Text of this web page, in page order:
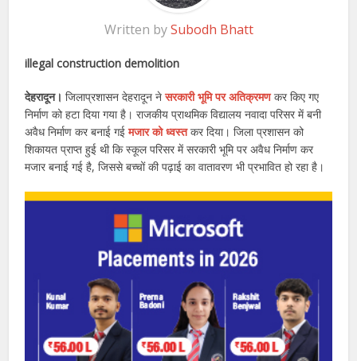
Written bySubodh Bhatt
illegal construction demolition
देहरादून। जिलाप्रशासन देहरादून नेसरकारी भूमि पर अतिक्रमणकर किए गए
निर्माण को हटा दिया गया है। राजकीय प्राथमिक विद्यालय नवादा परिसर में बनी
अवैध निर्माण कर बनाई गईमजार को ध्वस्तकर दिया। जिला प्रशासन को
शिकायत प्राप्त हुई थी कि स्कूल परिसर में सरकारी भूमि पर अवैध निर्माण कर
मजार बनाई गई है, जिससे बच्चों की पढ़ाई का वातावरण भी प्रभावित हो रहा है।